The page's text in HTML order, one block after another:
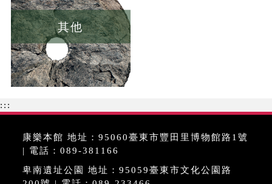
其他
:::
康樂本館 地址：95060臺東市豐田里博物館路1號
| 電話：089-381166
卑南遺址公園 地址：95059臺東市文化公園路